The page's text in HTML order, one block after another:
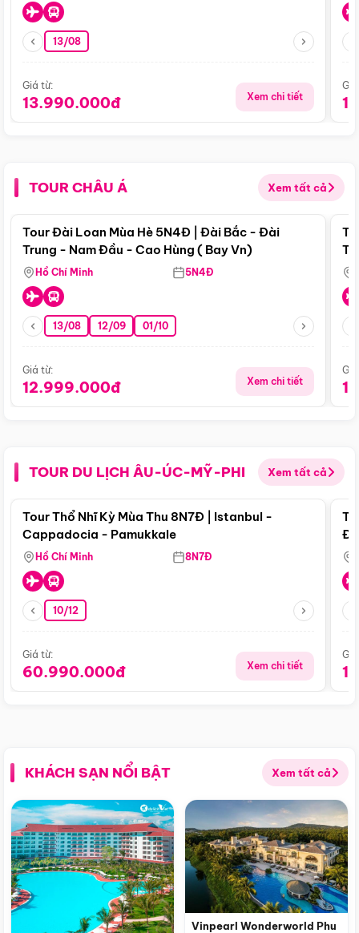
13/08
Giá từ:
13.990.000đ Xem chi tiết
TOUR CHÂU Á Xem tất cả
Điểm nổi bật
Tour Đài Loan Mùa Hè 5N4Đ | Đài Bắc - Đài
Trung - Nam Đầu - Cao Hùng ( Bay Vn)
Hồ Chí Minh 5N4Đ
13/08 12/09 01/10
Giá từ:
12.999.000đ Xem chi tiết
TOUR DU LỊCH ÂU-ÚC-MỸ-PHI Xem tất cả
Điểm nổi bật
Tour Thổ Nhĩ Kỳ Mùa Thu 8N7Đ | Istanbul -
Cappadocia - Pamukkale
Hồ Chí Minh 8N7Đ
10/12
Giá từ:
60.990.000đ Xem chi tiết
KHÁCH SẠN NỔI BẬT Xem tất cả
Vinpearl Wonderworld Phu